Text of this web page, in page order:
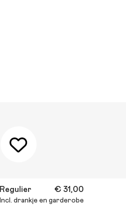
Regulier € 31,00
Incl. drankje en garderobe